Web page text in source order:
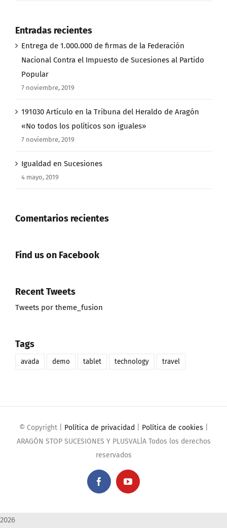
Entradas recientes
Entrega de 1.000.000 de firmas de la Federación
Nacional Contra el Impuesto de Sucesiones al Partido
Popular
7 noviembre, 2019
191030 Artículo en la Tribuna del Heraldo de Aragón
«No todos los políticos son iguales»
7 noviembre, 2019
Igualdad en Sucesiones
4 mayo, 2019
Comentarios recientes
Find us on Facebook
Recent Tweets
Tweets por theme_fusion
Tags
avada demo tablet technology travel
© Copyright Política de privacidad Política de cookies
ARAGÓN STOP SUCESIONES Y PLUSVALÍA Todos los derechos
reservados
FacebookYouTube
2026